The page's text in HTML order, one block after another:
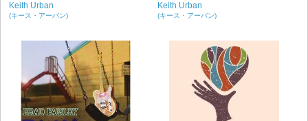
Keith Urban
(キース・アーバン)
Keith Urban
(キース・アーバン)